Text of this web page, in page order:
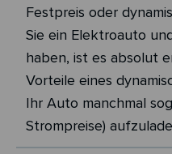
Festpreis oder
Sie ein Elektroauto
haben, ist es absolut
Vorteile eines
Ihr Auto manchmal
Strompreise)